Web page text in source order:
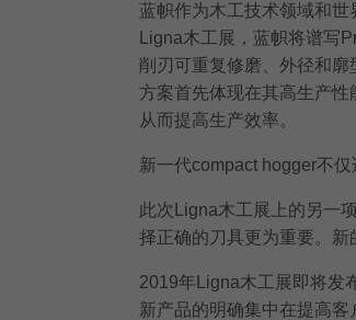
蓝帜作为木工技术领域和世
Ligna木工展，蓝帜将谱写
削刃可重复修磨、外径和
方案首先体现在其高生产
从而提高生产效率。
新一代compact hogger不
此次Ligna木工展上的另一
择正确的刀具更为重要。新
2019年Ligna木工展即将发
新产品的明确集中在提高